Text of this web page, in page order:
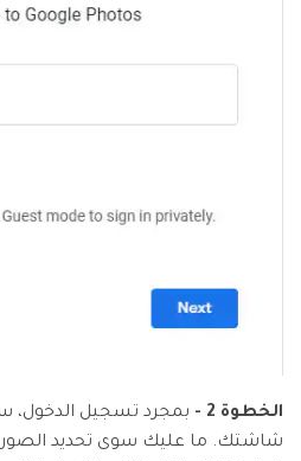
الخطوة 2 -
بمجرد تسجيل الدخول،
شاشتك. ما عليك سوى تحديد الصور